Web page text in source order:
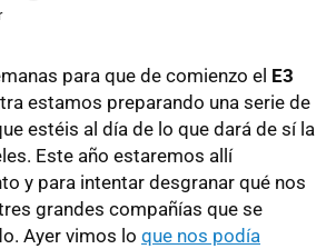
para que de comienzo el E3
estamos preparando una serie de
estéis al día de lo que dará de sí la
Este año estaremos allí
y para intentar desgranar qué nos
grandes compañías que se
Ayer vimos lo que nos podía